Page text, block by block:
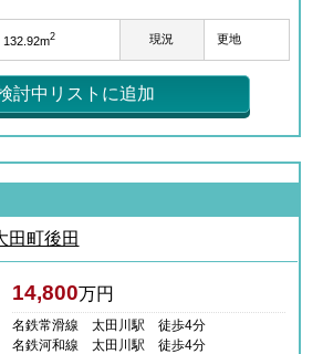
132.92m2 現況 更地
討中リストに追加
田町後田
14,800万円
名鉄常滑線 太田川駅 徒歩4分
名鉄河和線 太田川駅 徒歩4分